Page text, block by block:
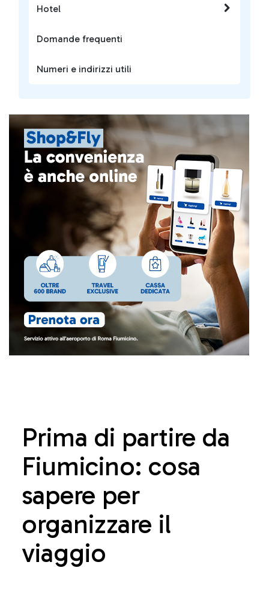
Prima di partire da
Fiumicino: cosa
sapere per
organizzare il
viaggio
Hotel
Domande frequenti
Numeri e indirizzi utili